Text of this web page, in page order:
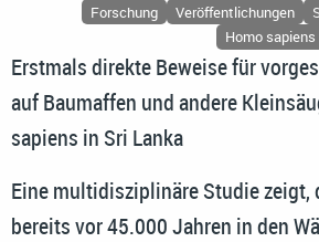
Forschung Veröffentlichungen
Homo sapiens
Erstmals direkte Beweise für
auf Baumaffen und andere
sapiens in Sri Lanka
Eine multidisziplinäre Studie zeigt,
bereits vor 45.000 Jahren in den